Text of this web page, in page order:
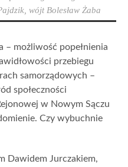
wójt Bolesław Żaba
– możliwość popełnienia
przebiegu
samorządowych –
społeczności
w Nowym Sączu
Czy wybuchnie
Dawidem Jurczakiem,